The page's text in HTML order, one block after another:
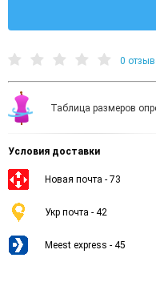
0
Таблица размеров
Условия доставки
Новая почта - 73
Укр почта - 42
Meest express - 45